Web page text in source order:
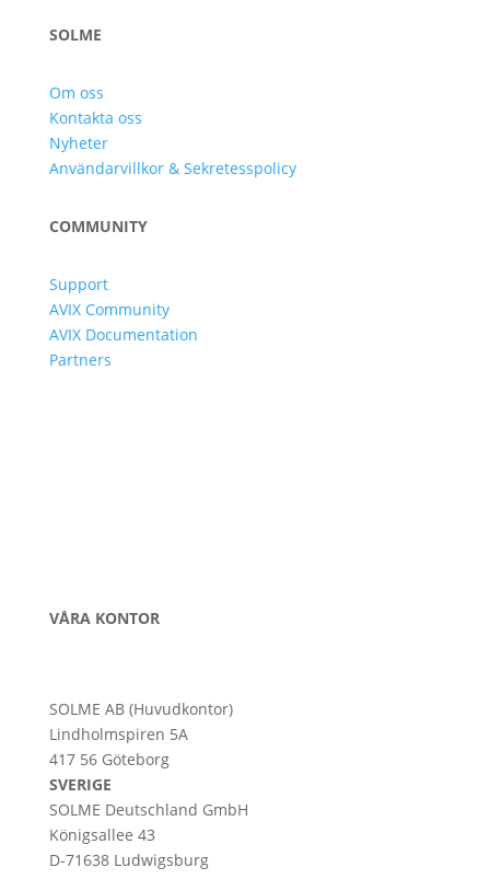
SOLME
Om oss
Kontakta oss
Nyheter
Användarvillkor & Sekretesspolicy
COMMUNITY
Support
AVIX Community
AVIX Documentation
Partners
VÅRA KONTOR
SOLME AB (Huvudkontor)
Lindholmspiren 5A
417 56 Göteborg
SVERIGE
SOLME Deutschland GmbH
Königsallee 43
D-71638 Ludwigsburg